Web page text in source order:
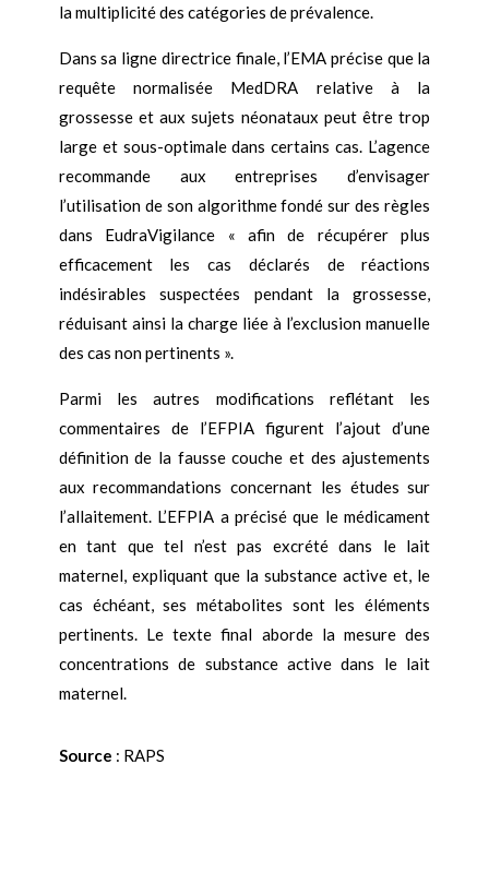
la multiplicité des catégories de prévalence.
Dans sa ligne directrice finale, l’EMA précise que la
requête normalisée MedDRA relative à la
grossesse et aux sujets néonataux peut être trop
large et sous-optimale dans certains cas. L’agence
recommande aux entreprises d’envisager
l’utilisation de son algorithme fondé sur des règles
dans EudraVigilance « afin de récupérer plus
efficacement les cas déclarés de réactions
indésirables suspectées pendant la grossesse,
réduisant ainsi la charge liée à l’exclusion manuelle
des cas non pertinents ».
Parmi les autres modifications reflétant les
commentaires de l’EFPIA figurent l’ajout d’une
définition de la fausse couche et des ajustements
aux recommandations concernant les études sur
l’allaitement. L’EFPIA a précisé que le médicament
en tant que tel n’est pas excrété dans le lait
maternel, expliquant que la substance active et, le
cas échéant, ses métabolites sont les éléments
pertinents. Le texte final aborde la mesure des
concentrations de substance active dans le lait
maternel.
Source : RAPS